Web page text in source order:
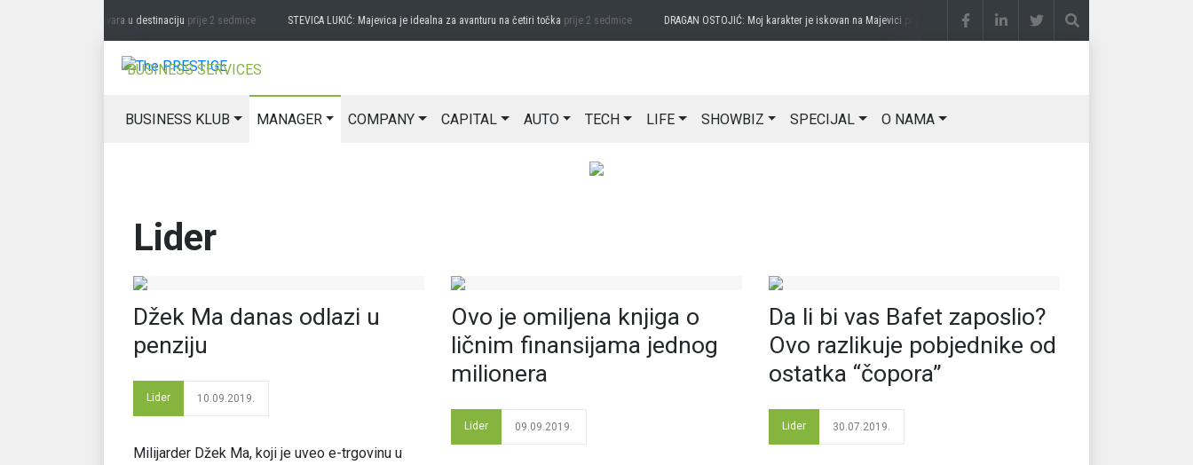
potencijal pretvara u destinacijuprije 2 sedmice STEVICA LUKIĆ: Majevica je idealna za avanturu na četiri točka prije 2 sedmice DRAGAN OSTOJIĆ: Moj karakter je iskovan na Majeviciprije 2 sedmice SLAĐANA ZGONJANIN: Industrija sa licem
BUSINESS SERVICES
BUSINESS KLUB MANAGER COMPANY CAPITAL AUTO TECH LIFE SHOWBIZ SPECIJAL O NAMA
Lider
Džek Ma danas odlazi u
penziju
Lider 10.09.2019.
Milijarder Džek Ma, koji je uveo e-trgovinu u
Ovo je omiljena knjiga o
ličnim finansijama jednog
milionera
Lider 09.09.2019.
Da li bi vas Bafet zaposlio?
Ovo razlikuje pobjednike od
ostatka “čopora”
Lider 30.07.2019.